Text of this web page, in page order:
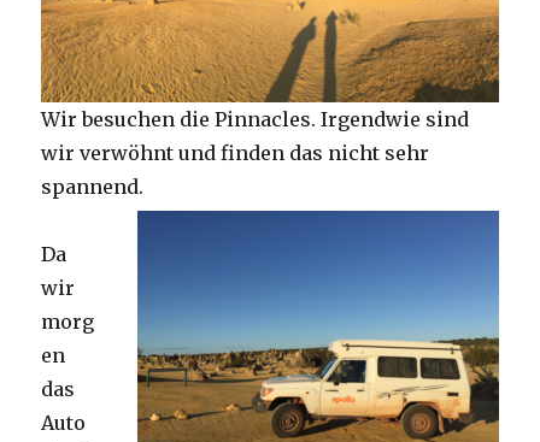
Wir besuchen die Pinnacles. Irgendwie sind
wir verwöhnt und finden das nicht sehr
spannend.
Da
wir
morg
en
das
Auto